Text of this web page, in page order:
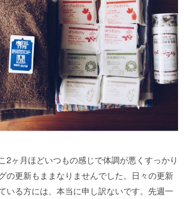
2ヶ月ほどいつもの感じで体調が悪くすっかり
の更新もままなりませんでした。日々の更新
いる方には、本当に申し訳ないです。先週一